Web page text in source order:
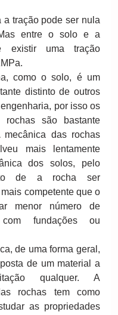
a tração pode ser nula
entre o solo e a
existir uma tração
distinto de outros
por isso os
rochas são bastante
mecânica das rochas
mais lentamente
dos solos, pelo
de a rocha ser
competente que o
menor número de
com fundações ou
de um material a
qualquer. A
rochas tem como
as propriedades